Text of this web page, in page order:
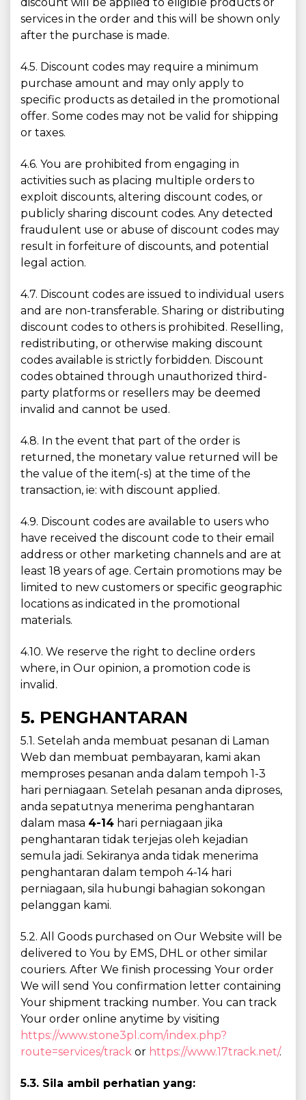
services in the order and this will be shown only
after the purchase is made.
4.5. Discount codes may require a minimum
purchase amount and may only apply to
specific products as detailed in the promotional
offer. Some codes may not be valid for shipping
or taxes.
4.6. You are prohibited from engaging in
activities such as placing multiple orders to
exploit discounts, altering discount codes, or
publicly sharing discount codes. Any detected
fraudulent use or abuse of discount codes may
result in forfeiture of discounts, and potential
legal action.
4.7. Discount codes are issued to individual users
and are non-transferable. Sharing or distributing
discount codes to others is prohibited. Reselling,
redistributing, or otherwise making discount
codes available is strictly forbidden. Discount
codes obtained through unauthorized third-
party platforms or resellers may be deemed
invalid and cannot be used.
4.8. In the event that part of the order is
returned, the monetary value returned will be
the value of the item(-s) at the time of the
transaction, ie: with discount applied.
4.9. Discount codes are available to users who
have received the discount code to their email
address or other marketing channels and are at
least 18 years of age. Certain promotions may be
limited to new customers or specific geographic
locations as indicated in the promotional
materials.
4.10. We reserve the right to decline orders
where, in Our opinion, a promotion code is
invalid.
5. PENGHANTARAN
5.1. Setelah anda membuat pesanan di Laman
Web dan membuat pembayaran, kami akan
memproses pesanan anda dalam tempoh 1-3
hari perniagaan. Setelah pesanan anda diproses,
anda sepatutnya menerima penghantaran
dalam masa 4-14 hari perniagaan jika
penghantaran tidak terjejas oleh kejadian
semula jadi. Sekiranya anda tidak menerima
penghantaran dalam tempoh 4-14 hari
perniagaan, sila hubungi bahagian sokongan
pelanggan kami.
5.2. All Goods purchased on Our Website will be
delivered to You by EMS, DHL or other similar
couriers. After We finish processing Your order
We will send You confirmation letter containing
Your shipment tracking number. You can track
Your order online anytime by visiting
https://www.stone3pl.com/index.php?
route=services/track or https://www.17track.net/.
5.3. Sila ambil perhatian yang: